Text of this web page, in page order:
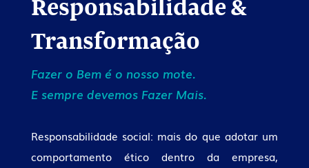
Transformação
Fazer o Bem é o nosso mote.
E sempre devemos Fazer Mais.
Responsabilidade social: mais do que adotar um
comportamento ético dentro da empresa,